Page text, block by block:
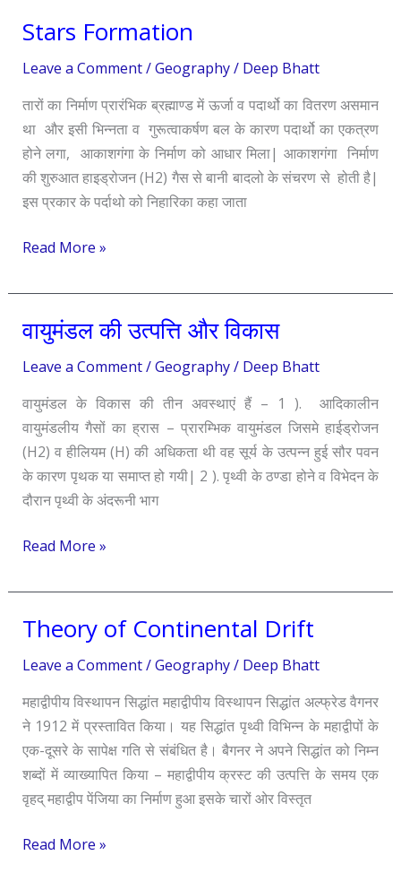
Stars Formation
Leave a Comment/Geography/ Deep Bhatt
तारों का निर्माण प्रारंभिक ब्रह्माण्ड में ऊर्जा व पदार्थो का वितरण असमान
था और इसी भिन्नता व गुरूत्वाकर्षण बल के कारण पदार्थो का एकत्रण
होने लगा, आकाशगंगा के निर्माण को आधार मिला| आकाशगंगा निर्माण
की शुरुआत हाइड्रोजन (H2) गैस से बानी बादलो के संचरण से होती है|
इस प्रकार के पर्दाथो को निहारिका कहा जाता
Stars
Read More »
वायुमंडल की उत्पत्ति और विकास
Leave a Comment/Geography/ Deep Bhatt
वायुमंडल के विकास की तीन अवस्थाएं हैं – 1 ). आदिकालीन
वायुमंडलीय गैसों का ह्रास – प्रारम्भिक वायुमंडल जिसमे हाईड्रोजन
(H2) व हीलियम (H) की अधिकता थी वह सूर्य के उत्पन्न हुई सौर पवन
के कारण पृथक या समाप्त हो गयी| 2 ). पृथ्वी के ठण्डा होने व विभेदन के
दौरान पृथ्वी के अंदरूनी भाग
वायुमंडल
उत्पत्ति
और
विकास
Read More »
Theory of Continental Drift
Leave a Comment/Geography/ Deep Bhatt
महाद्वीपीय विस्थापन सिद्धांत महाद्वीपीय विस्थापन सिद्धांत अल्फ्रेड वैगनर
ने 1912 में प्रस्तावित किया। यह सिद्धांत पृथ्वी विभिन्न के महाद्वीपों के
एक-दूसरे के सापेक्ष गति से संबंधित है। बैगनर ने अपने सिद्धांत को निम्न
शब्दों में व्याख्यापित किया – महाद्वीपीय क्रस्ट की उत्पत्ति के समय एक
वृहद् महाद्वीप पेंजिया का निर्माण हुआ इसके चारों ओर विस्तृत
Theory
Continental
Drift
Read More »